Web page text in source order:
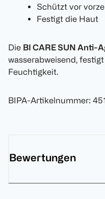
Schützt vor
Festigt die Haut
Die BI CARE SUN Anti-
wasserabweisend,
Feuchtigkeit.
BIPA-Artikelnummer:
Bewertungen